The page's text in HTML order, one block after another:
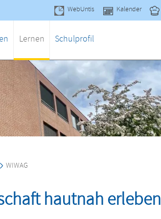
WebUntis Kalender
Lernen Schulprofil
WIWAG
hautnah erleben